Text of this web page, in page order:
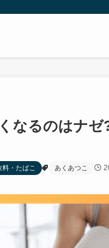
なるのはナ
料・たばこ あくあつこ